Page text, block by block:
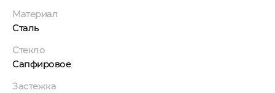
Материал
Сталь
Стекло
Сапфировое
Застежка